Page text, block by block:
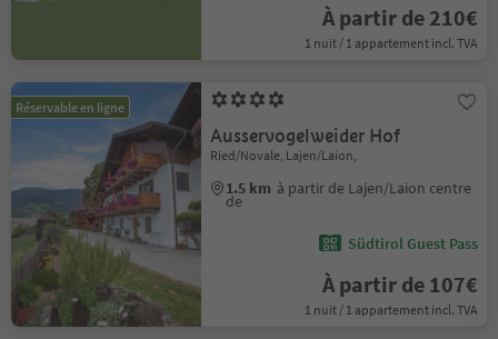
À partir de 210€
1 nuit / 1 appartement incl. TVA
Réservable en ligne
Ausservogelweider Hof
Ried/Novale, Lajen/Laion,
1.5 km à partir de Lajen/Laion centre
de
Südtirol Guest Pass
À partir de 107€
1 nuit / 1 appartement incl. TVA